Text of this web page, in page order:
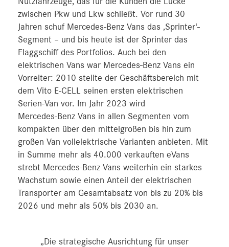
zwischen Pkw und Lkw schließt. Vor rund 30
Jahren schuf Mercedes-Benz Vans das ‚Sprinter‘-
Segment – und bis heute ist der Sprinter das
Flaggschiff des Portfolios. Auch bei den
elektrischen Vans war Mercedes-Benz Vans ein
Vorreiter: 2010 stellte der Geschäftsbereich mit
dem Vito E-CELL seinen ersten elektrischen
Serien-Van vor. Im Jahr 2023 wird
Mercedes‑Benz Vans in allen Segmenten vom
kompakten über den mittelgroßen bis hin zum
großen Van vollelektrische Varianten anbieten. Mit
in Summe mehr als 40.000 verkauften eVans
strebt Mercedes‑Benz Vans weiterhin ein starkes
Wachstum sowie einen Anteil der elektrischen
Transporter am Gesamtabsatz von bis zu 20% bis
2026 und mehr als 50% bis 2030 an.
„Die strategische Ausrichtung für unser